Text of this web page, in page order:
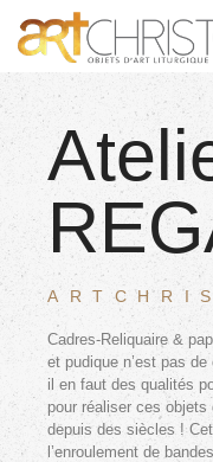
Cadres-Reliquaire &
et pudique n’est pas
il en faut des qualités
pour réaliser ces
depuis des siècles !
l’enroulement de